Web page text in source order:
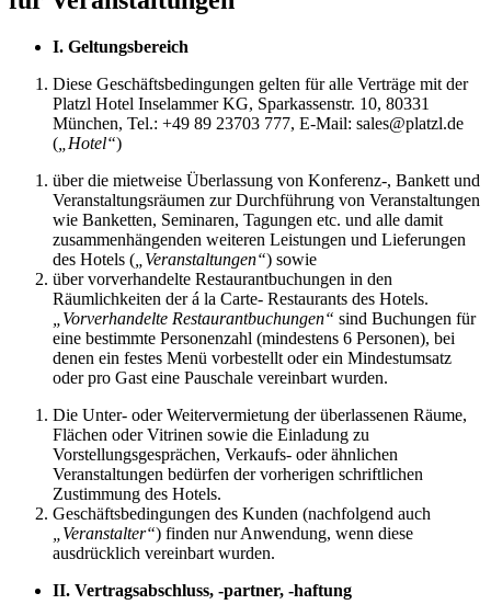
I. Geltungsbereich
Diese Geschäftsbedingungen gelten für alle Verträge mit der
Platzl Hotel Inselammer KG, Sparkassenstr. 10, 80331
München, Tel.: +49 89 23703 777, E-Mail: sales@platzl.de
( „Hotel“)
über die mietweise Überlassung von Konferenz-, Bankett und
Veranstaltungsräumen zur Durchführung von Veranstaltungen
wie Banketten, Seminaren, Tagungen etc. und alle damit
zusammenhängenden weiteren Leistungen und Lieferungen
des Hotels ( „Veranstaltungen“) sowie
über vorverhandelte Restaurantbuchungen in den
Räumlichkeiten der á la Carte- Restaurants des Hotels.
„Vorverhandelte Restaurantbuchungen“ sind Buchungen für
eine bestimmte Personenzahl (mindestens 6 Personen), bei
denen ein festes Menü vorbestellt oder ein Mindestumsatz
oder pro Gast eine Pauschale vereinbart wurden.
Die Unter- oder Weitervermietung der überlassenen Räume,
Flächen oder Vitrinen sowie die Einladung zu
Vorstellungsgesprächen, Verkaufs- oder ähnlichen
Veranstaltungen bedürfen der vorherigen schriftlichen
Zustimmung des Hotels.
Geschäftsbedingungen des Kunden (nachfolgend auch
„Veranstalter“) finden nur Anwendung, wenn diese
ausdrücklich vereinbart wurden.
II. Vertragsabschluss, -partner, -haftung